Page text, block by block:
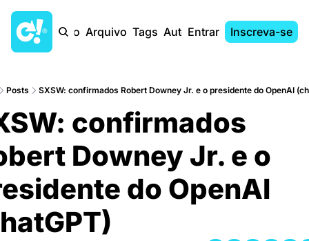
Início Arquivo Tags AutoresEntrar Inscreva-se
Posts SXSW: confirmados Robert Downey Jr. e o presidente do OpenAI
confirmados
Downey Jr. e o
do OpenAI